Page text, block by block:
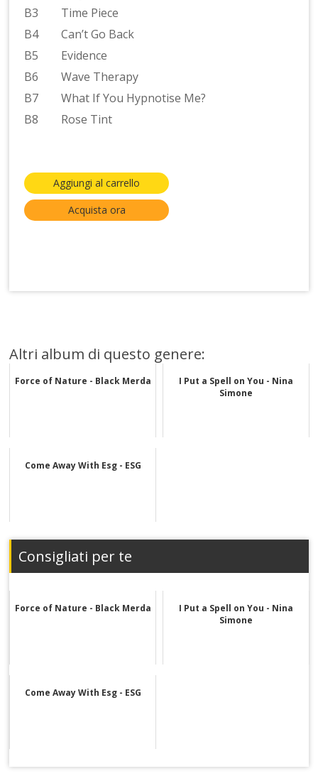
B3 Time Piece
B4 Can’t Go Back
B5 Evidence
B6 Wave Therapy
B7 What If You Hypnotise Me?
B8 Rose Tint
Aggiungi al carrello
Acquista ora
Altri album di questo genere:
Force of Nature - Black Merda
I Put a Spell on You - Nina
Simone
Come Away With Esg - ESG
Consigliati per te
Force of Nature - Black Merda
I Put a Spell on You - Nina
Simone
Come Away With Esg - ESG